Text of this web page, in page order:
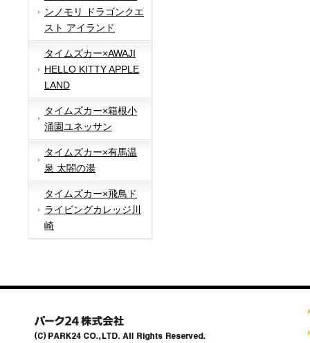
ンノモリ ドラゴンクエ
スト アイランド
タイムズカー×AWAJI
HELLO KITTY APPLE
LAND
タイムズカー×箱根小
涌園ユネッサン
タイムズカー×有馬温
泉 太閤の湯
タイムズカー×飛鳥ド
ライビングカレッジ川
崎